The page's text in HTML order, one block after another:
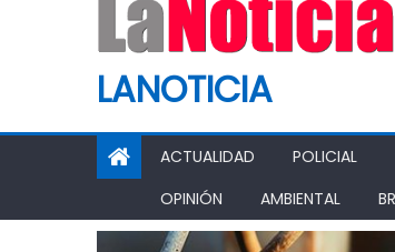
PASO
SIGUEN
LANOTICIA
ACTUALIDAD POLICIAL
OPINIÓN
AMBIENTAL